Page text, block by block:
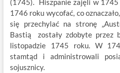
(1745). Hiszpanie zajęli w
1746 roku wycofać, co
się przechylać na stronę
Bastią zostały zdobyte przez
listopadzie 1745 roku. W
stamtąd i administrowali
sojusznicy.